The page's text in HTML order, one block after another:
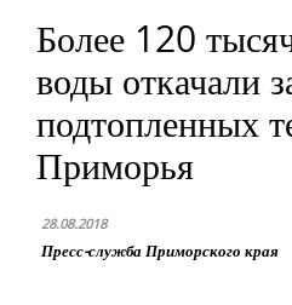
Более 120
воды откачали
подтопленных
Приморья
28.08.2018
Пресс-служба Приморского края